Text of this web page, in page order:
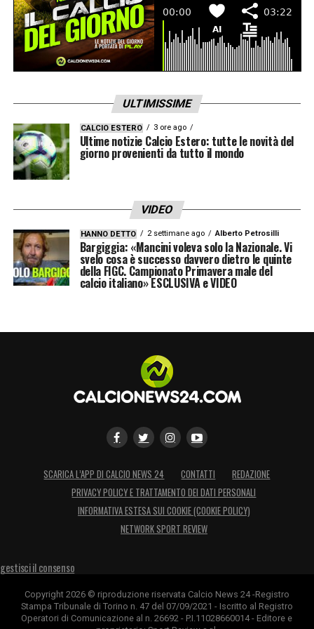
afferma il Presidente della Figc Gabriele
Gravina – in un momento così doloroso, il
mio cordoglio e la mia vicinanza vanno ai
famigliari e agli amici dell’Associazione
Italiana Calciatori, di cui è stato fondatore
e vera e propria anima per oltre 43 anni. La
sua eccezionale attività nel corso degli
anni ha consentito ai calciatori di avere un
ruolo sempre più importante e di acquisire
una dignità formale che prima non gli
veniva riconosciuta. Professionista di
valore, anche in virtù del suo grande
spessore umano, ha contribuito allo
sviluppo del calcio italiano nel suo
l’Assocalciatori ha lavorato per vedere
riconosciuti diritti che oggi sembrano
scontati, ma che invece sono il frutto della
visione e della determinazione politica
ULTIMISSIME
CALCIO ESTERO 3 ore ago
Ultime notizie Calcio Estero: tutte le novità del
giorno provenienti da tutto il mondo
VIDEO
HANNO DETTO 2 settimane ago Alberto Petrosilli
Bargiggia: «Mancini voleva solo la Nazionale. Vi
svelo cosa è successo davvero dietro le quinte
della FIGC. Campionato Primavera male del
calcio italiano» ESCLUSIVA e VIDEO
SCARICA L’APP DI CALCIO NEWS 24 CONTATTI
REDAZIONE
PRIVACY POLICY E TRATTAMENTO DEI DATI PERSONALI
INFORMATIVA ESTESA SUI COOKIE (COOKIE POLICY)
NETWORK SPORT REVIEW
gestisci il consenso
Copyright 2026 © riproduzione riservata Calcio News 24 -Registro
Stampa Tribunale di Torino n. 47 del 07/09/2021 - Iscritto al Registro
Operatori di Comunicazione al n. 26692 - P.I.11028660014 - Editore e